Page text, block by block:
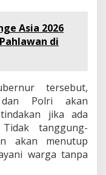
Asia 2026
di
tersebut,
Polri akan
jika ada
tanggung-
akan menutup
warga tanpa